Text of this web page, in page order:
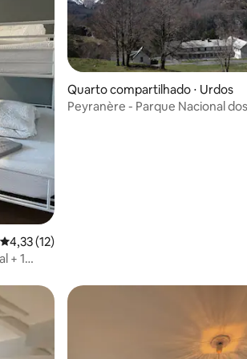
4,33 de uma avaliação média de 5, 12
4,33 (12)
+ 1
Quarto compartilhado ⋅ Urdos
Peyranère - Parque Nacional dos